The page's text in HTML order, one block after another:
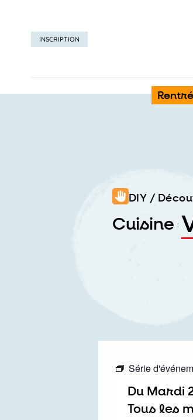
INSCRIPTION
DIY /
Cuisine :
Série
Du
Tous les